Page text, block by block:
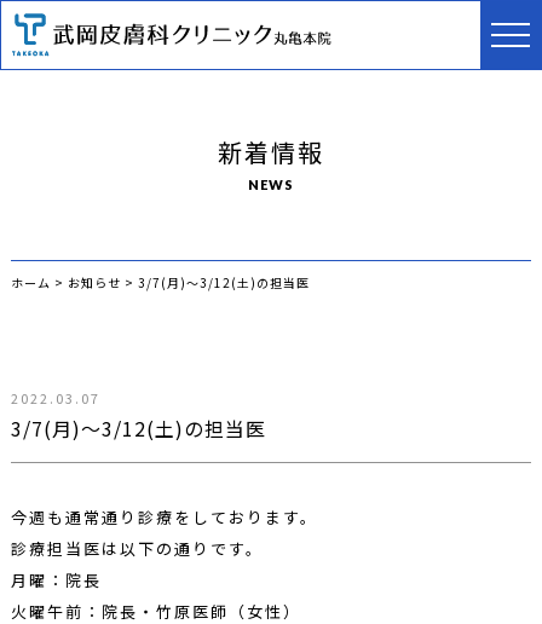
新着情報
NEWS
ホーム > お知らせ > 3/7(月)〜3/12(土)の担当医
3/7(月)〜3/12(土)の担当医
2022.03.07
今週も通常通り診療をしております。
診療担当医は以下の通りです。
月曜：院長
火曜午前：院長・竹原医師（女性）